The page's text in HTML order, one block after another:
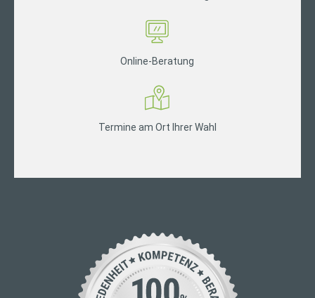
Online-Beratung
Termine am Ort Ihrer Wahl